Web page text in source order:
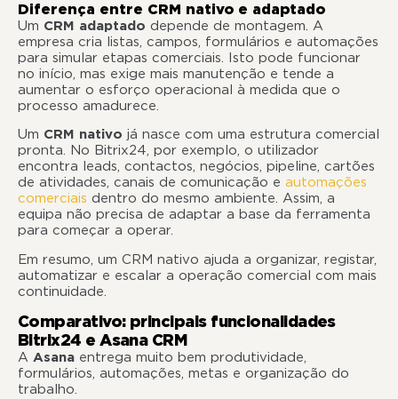
Diferença entre CRM nativo e adaptado
Um CRM adaptado depende de montagem. A
empresa cria listas, campos, formulários e automações
para simular etapas comerciais. Isto pode funcionar
no início, mas exige mais manutenção e tende a
aumentar o esforço operacional à medida que o
processo amadurece.
Um CRM nativo já nasce com uma estrutura comercial
pronta. No Bitrix24, por exemplo, o utilizador
encontra leads, contactos, negócios, pipeline, cartões
de atividades, canais de comunicação e automações
comerciais dentro do mesmo ambiente. Assim, a
equipa não precisa de adaptar a base da ferramenta
para começar a operar.
Em resumo, um CRM nativo ajuda a organizar, registar,
automatizar e escalar a operação comercial com mais
continuidade.
Comparativo: principais funcionalidades
Bitrix24 e Asana CRM
A Asana entrega muito bem produtividade,
formulários, automações, metas e organização do
trabalho.